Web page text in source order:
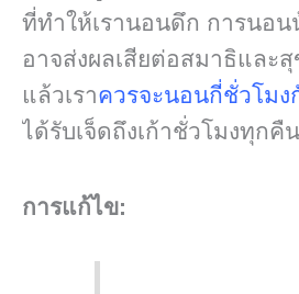
ที่ทำให้เรานอนดึก การนอน
อาจส่งผลเสียต่อสมาธิและ
แล้วเราควรจะนอนกี่ชั่วโมง
ได้รับเจ็ดถึงเก้าชั่วโมงทุกคืน
การแก้ไข: